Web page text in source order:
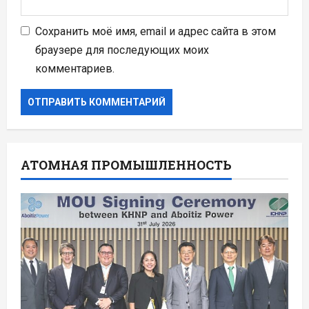
Сохранить моё имя, email и адрес сайта в этом
браузере для последующих моих
комментариев.
АТОМНАЯ ПРОМЫШЛЕННОСТЬ